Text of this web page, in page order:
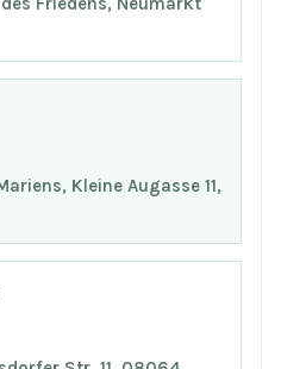
Kleine Augasse 11,